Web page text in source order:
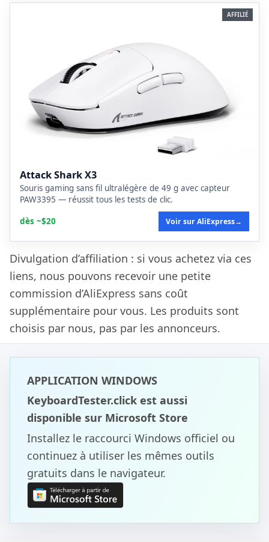
AFFILIÉ
Attack Shark X3
Souris gaming sans fil ultralégère de 49 g avec capteur
PAW3395 — réussit tous les tests de clic.
dès ~$20
Voir sur AliExpress→
Divulgation d’affiliation : si vous achetez via ces
liens, nous pouvons recevoir une petite
commission d’AliExpress sans coût
supplémentaire pour vous. Les produits sont
choisis par nous, pas par les annonceurs.
APPLICATION WINDOWS
KeyboardTester.click est aussi
disponible sur Microsoft Store
Installez le raccourci Windows officiel ou
continuez à utiliser les mêmes outils
gratuits dans le navigateur.